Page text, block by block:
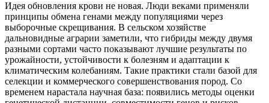
Идея обновления крови не новая. Люди веками применяли
принципы обмена генами между популяциями через
выборочные скрещивания. В сельском хозяйстве
дальновидные аграрии заметили, что гибриды между двумя
разными сортами часто показывают лучшие результаты по
урожайности, устойчивости к болезням и адаптации к
климатическим колебаниям. Такие практики стали базой для
селекции и коммерческого совершенствования пород. Со
временем нарастала научная база: появились методы оценки